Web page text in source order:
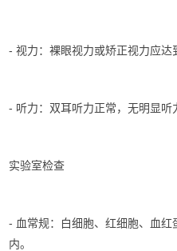
- 视力：裸眼视力或矫正视力应达
- 听力：双耳听力正常，无明显听
实验室检查
- 血常规：白细胞、红细胞、血红
内。